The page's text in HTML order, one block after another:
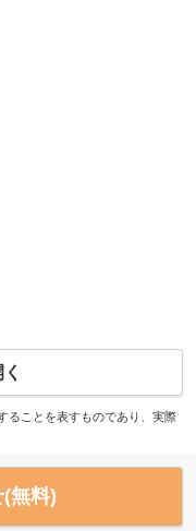
ることを表すものであり、実際
無料)